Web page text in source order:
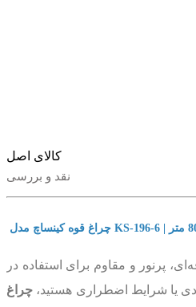
کالای اصل
نقد و بررسی
پرنور و مقاوم برای استفاده در
یا شرایط اضطراری هستید، چراغ